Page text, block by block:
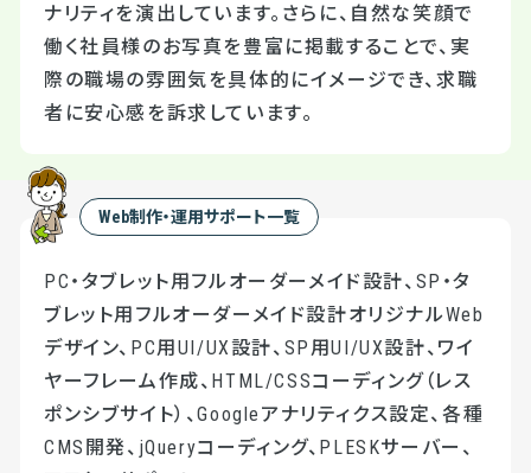
ナリティを演出しています。さらに、自然な笑顔で
働く社員様のお写真を豊富に掲載することで、実
際の職場の雰囲気を具体的にイメージでき、求職
者に安心感を訴求しています。
Web制作・運用サポート一覧
PC・タブレット用フルオーダーメイド設計、SP・タ
ブレット用フルオーダーメイド設計オリジナルWeb
デザイン、PC用UI/UX設計、SP用UI/UX設計、ワイ
ヤーフレーム作成、HTML/CSSコーディング（レス
ポンシブサイト）、Googleアナリティクス設定、各種
CMS開発、jQueryコーディング、PLESKサーバー、